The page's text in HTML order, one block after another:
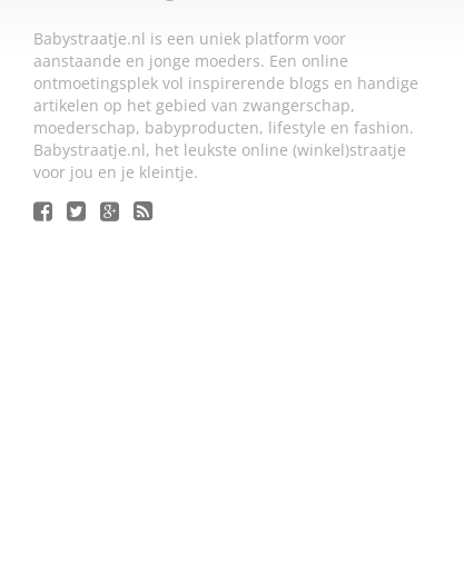
Babystraatje.nl is een uniek platform voor
aanstaande en jonge moeders. Een online
ontmoetingsplek vol inspirerende blogs en handige
artikelen op het gebied van zwangerschap,
moederschap, babyproducten, lifestyle en fashion.
Babystraatje.nl, het leukste online (winkel)straatje
voor jou en je kleintje.